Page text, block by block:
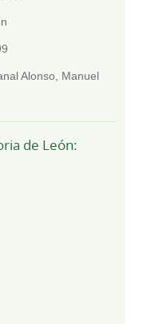
Alonso, Manuel
de León: